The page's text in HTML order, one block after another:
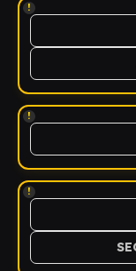
!
!
!